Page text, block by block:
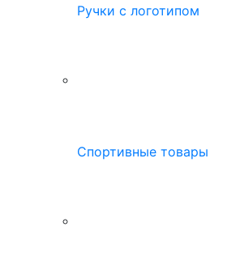
Ручки с логотипом
Спортивные товары